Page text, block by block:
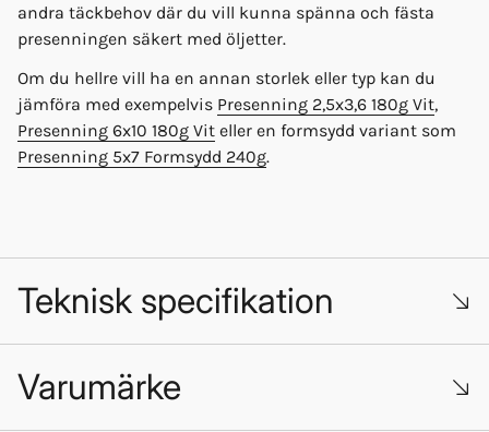
andra täckbehov där du vill kunna spänna och fästa
presenningen säkert med öljetter.
Om du hellre vill ha en annan storlek eller typ kan du
jämföra med exempelvis Presenning 2,5x3,6 180g Vit,
Presenning 6x10 180g Vit eller en formsydd variant som
Presenning 5x7 Formsydd 240g.
Teknisk specifikation
Vikt: 250 g/m²
Varumärke